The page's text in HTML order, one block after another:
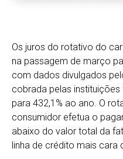
Os juros do rotativo do
na passagem de março
com dados divulgados
cobrada pelas instituições
para 432,1% ao ano. O
consumidor efetua o
abaixo do valor total da
linha de crédito mais cara